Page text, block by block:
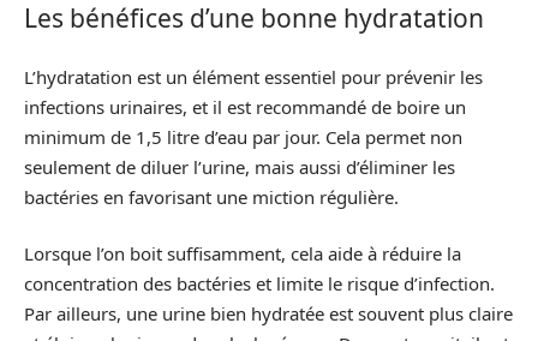
Les bénéfices d’une bonne hydratation
L’hydratation est un élément essentiel pour prévenir les
infections urinaires, et il est recommandé de boire un
minimum de 1,5 litre d’eau par jour. Cela permet non
seulement de diluer l’urine, mais aussi d’éliminer les
bactéries en favorisant une miction régulière.
Lorsque l’on boit suffisamment, cela aide à réduire la
concentration des bactéries et limite le risque d’infection.
Par ailleurs, une urine bien hydratée est souvent plus claire